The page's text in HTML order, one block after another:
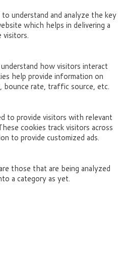
understand and analyze the key
which helps in delivering a
visitors.
how visitors interact
help provide information on
rate, traffic source, etc.
to provide visitors with relevant
cookies track visitors across
to provide customized ads.
those that are being analyzed
a category as yet.